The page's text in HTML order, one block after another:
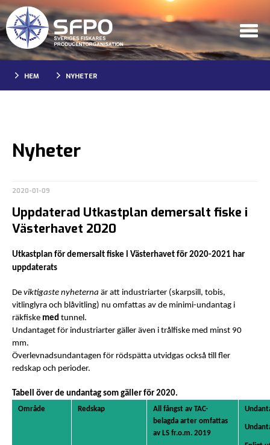
HEM NYHETER
Nyheter
2020-01-09
Uppdaterad Utkastplan demersalt fiske i
Västerhavet 2020
Utkastplan för demersalt fiske i Västerhavet för 2020-2021 har
uppdaterats
De viktigaste nyheterna är att industriarter (skarpsill, tobis,
vitlinglyra och blåvitling) nu omfattas av de minimi-undantag i
räkfiske med tunnel.
Undantaget för industriarter gäller även i trålfiske med minst 90
mm.
Överlevnadsundantagen för rödspätta utvidgas också till fler
redskap och perioder.
Tabell över de undantag som gäller för 2020.
Område Redskap
All fångst av TAC-
belagda arter omfattas
av LS fr.o.m. 2019